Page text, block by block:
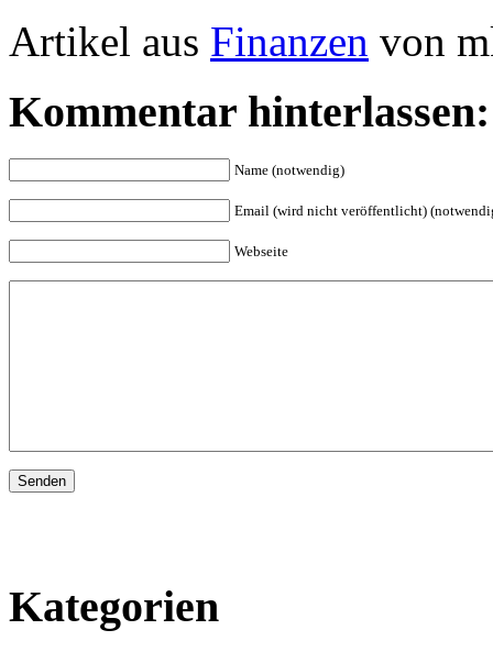
Artikel aus Finanzen von
Kommentar hinterlassen:
Name (notwendig)
Email (wird nicht veröffentlicht)
Webseite
Kategorien